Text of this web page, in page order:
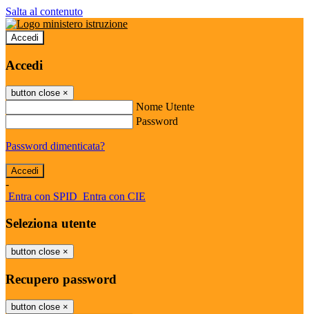
Salta al contenuto
Accedi
Accedi
button close ×
Nome Utente
Password
Password dimenticata?
-
Entra con SPID Entra con CIE
Seleziona utente
button close ×
Recupero password
button close ×